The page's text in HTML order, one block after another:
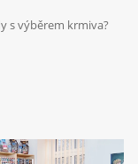
s výběrem krmiva?